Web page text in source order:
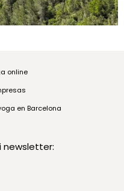
online
en Barcelona
newsletter: